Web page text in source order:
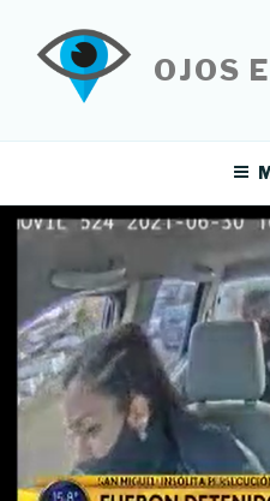
contenido
OJOS